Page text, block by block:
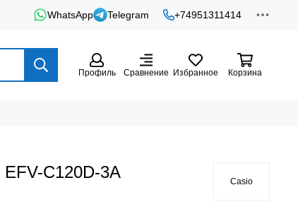
WhatsApp Telegram +74951311414
Профиль Сравнение Избранное Корзина
C120D-3A
Casio